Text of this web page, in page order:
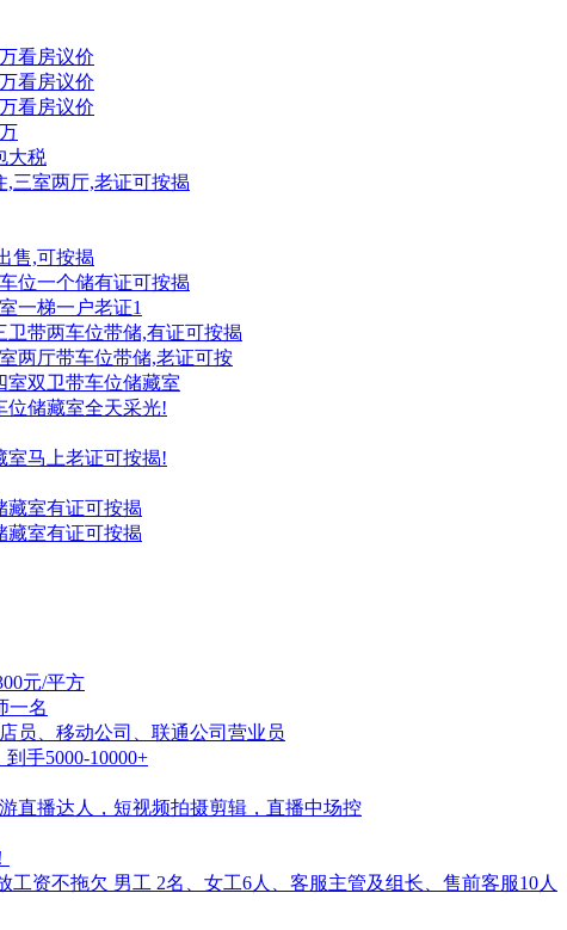
看房议价
看房议价
看房议价
大税
,三室两厅,老证可按揭
售,可按揭
位一个储有证可按揭
一梯一户老证1
卫带两车位带储,有证可按揭
两厅带车位带储,老证可按
室双卫带车位储藏室
位储藏室全天采光!
室马上老证可按揭!
藏室有证可按揭
藏室有证可按揭
元/平方
一名
员、移动公司、联通公司营业员
手5000-10000+
直播达人，短视频拍摄剪辑，直播中场控
资不拖欠 男工 2名、女工6人、客服主管及组长、售前客服10人